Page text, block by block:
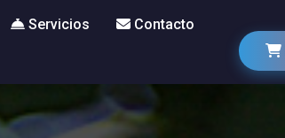
Servicios
Contacto